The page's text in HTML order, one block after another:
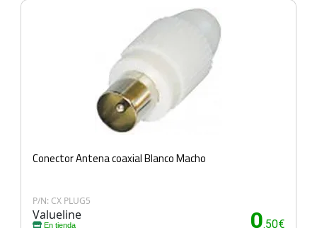
Conector Antena coaxial Blanco Macho
P/N: CX PLUG5
Valueline
En tienda 0.50€